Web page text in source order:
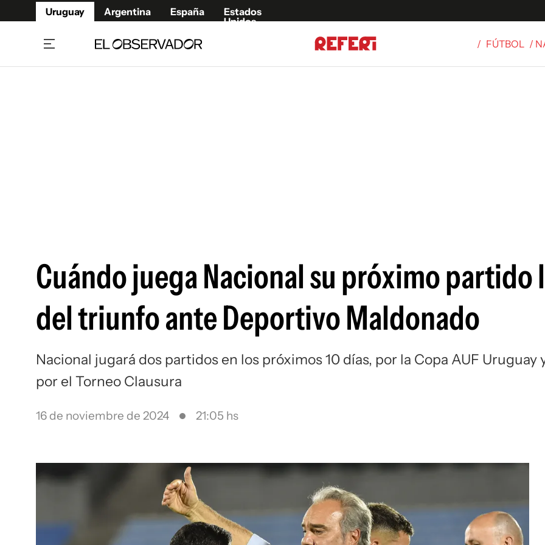
Uruguay Argentina España
Estados
Unidos
/ FÚTBOL /
Cuándo juega Nacional su próximo partido
del triunfo ante Deportivo Maldonado
Nacional jugará dos partidos en los próximos 10 días, por la Copa AUF Uruguay
por el Torneo Clausura
16 de noviembre de 2024 21:05 hs